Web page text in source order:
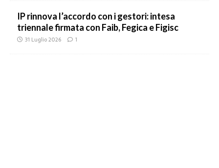
IP rinnova l’accordo con i gestori: intesa
triennale firmata con Faib, Fegica e Figisc
31 Luglio 2026 1